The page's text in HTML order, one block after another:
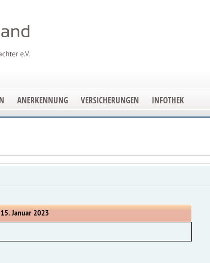
ANERKENNUNG VERSICHERUNGEN INFOTHEK
Januar 2023